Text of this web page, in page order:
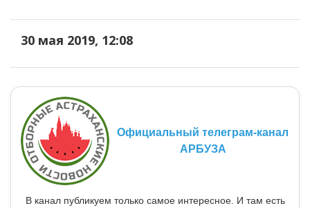
30 мая 2019, 12:08
Официальный телеграм-канал
АРБУЗА
В канал публикуем только самое интересное. И там есть